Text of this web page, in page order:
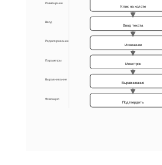
Клик на холсте
Ввод текста
Изменение
Межстрок
Выравнивание
Подтвердить
Размещение
Ввод
Редактирование
Параметры
Выравнивание
Фиксация